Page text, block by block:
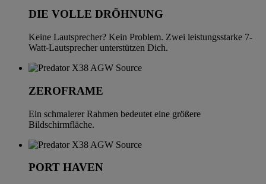
DIE VOLLE DRÖHNUNG
Keine Lautsprecher? Kein Problem. Zwei leistungsstarke 7-
Watt-Lautsprecher unterstützen Dich.
ZEROFRAME
Ein schmalerer Rahmen bedeutet eine größere
Bildschirmfläche.
PORT HAVEN